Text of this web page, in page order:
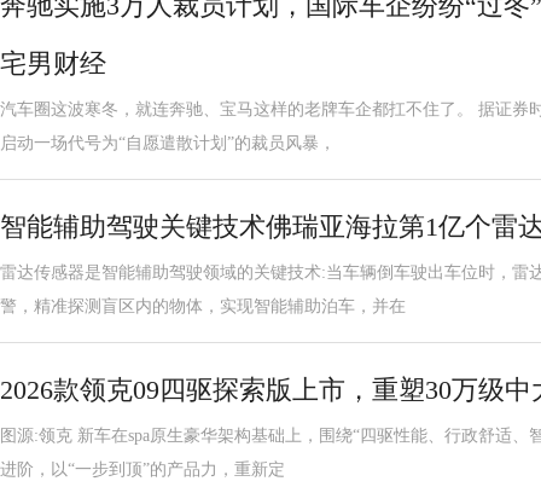
宅男财经
汽车圈这波寒冬，就连奔驰、宝马这样的老牌车企都扛不住了。 据证券
启动一场代号为“自愿遣散计划”的裁员风暴，
智能辅助驾驶关键技术佛瑞亚海拉第1亿个雷
雷达传感器是智能辅助驾驶领域的关键技术:当车辆倒车驶出车位时，雷
警，精准探测盲区内的物体，实现智能辅助泊车，并在
2026款领克09四驱探索版上市，重塑30万级
图源:领克 新车在spa原生豪华架构基础上，围绕“四驱性能、行政舒适、
进阶，以“一步到顶”的产品力，重新定